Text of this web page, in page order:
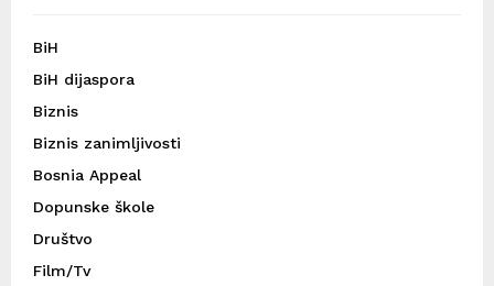
BiH
BiH dijaspora
Biznis
Biznis zanimljivosti
Bosnia Appeal
Dopunske škole
Društvo
Film/Tv